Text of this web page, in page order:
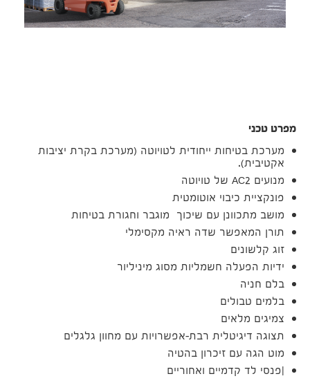
מפרט טכני
מערכת בטיחות ייחודית לטויוטה (מערכת בקרת יציבות
אקטיבית).
מנועים AC2 של טויוטה
פונקציית כיבוי אוטומטית
מושב מתכוונן עם שיכוך מוגבר וחגורת בטיחות
תורן המאפשר שדה ראיה מקסימלי
זוג קלשונים
ידיות הפעלה חשמליות מסוג מיניליור
בלם חניה
בלמים טבולים
צמיגים מלאים
תצוגה דיגיטלית רבת-אפשרויות עם מחוון גלגלים
מוט הגה עם זיכרון בהטיה
|פנסי לד קדמיים ואחוריים